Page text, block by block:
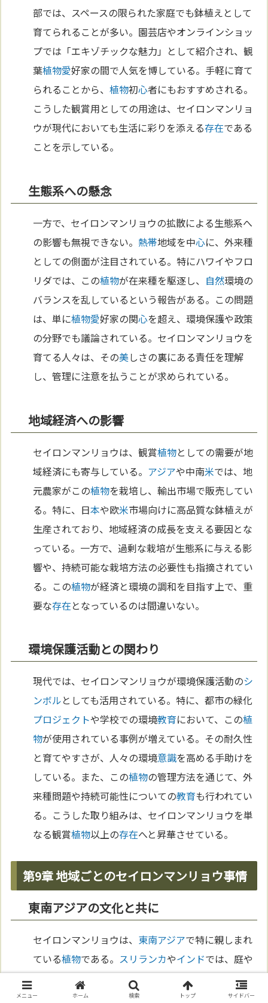
部では、スペースの限られた家庭でも鉢植えとして
育てられることが多い。園芸店やオンラインショッ
プでは「エキゾチックな魅力」として紹介され、観
葉植物愛好家の間で人気を博している。手軽に育て
られることから、植物初心者にもおすすめされる。
こうした観賞用としての用途は、セイロンマンリョ
ウが現代においても生活に彩りを添える存在である
ことを示している。
生態系への懸念
一方で、セイロンマンリョウの拡散による生態系へ
の影響も無視できない。熱帯地域を中心に、外来種
としての側面が注目されている。特にハワイやフロ
リダでは、この植物が在来種を駆逐し、 自然環境の
バランスを乱しているという報告がある。この問題
は、単に植物愛好家の関心を超え、環境保護や政策
の分野でも議論されている。セイロンマンリョウを
育てる人々は、その美しさの裏にある責任を理解
し、管理に注意を払うことが求められている。
地域経済への影響
セイロンマンリョウは、観賞植物としての需要が地
域経済にも寄与している。 アジアや中南米では、地
元農家がこの植物を栽培し、輸出市場で販売してい
る。特に、日本や欧米市場向けに高品質な鉢植えが
生産されており、地域経済の成長を支える要因とな
っている。一方で、過剰な栽培が生態系に与える影
響や、持続可能な栽培方法の必要性も指摘されてい
る。この植物が経済と環境の調和を目指す上で、重
要な存在となっているのは間違いない。
環境保護活動との関わり
現代では、セイロンマンリョウが環境保護活動のシ
ンボルとしても活用されている。特に、都市の緑化
プロジェクトや学校での環境教育において、この植
物が使用されている事例が増えている。その耐久性
と育てやすさが、人々の環境意識を高める手助けを
している。また、この植物の管理方法を通じて、外
来種問題や持続可能性についての教育も行われてい
る。こうした取り組みは、セイロンマンリョウを単
なる観賞植物以上の存在へと昇華させている。
第9章 地域ごとのセイロンマンリョウ事情
東南アジアの文化と共に
セイロンマンリョウは、 東南アジアで特に親しまれ
ている植物である。 スリランカやインドでは、庭や
寺院の装飾に欠かせない存在であり、豊穣や幸福の
象徴
とされている。特に新年や 宗教的な祭りでは、
メニュー ホーム 検索 トップ サイドバー